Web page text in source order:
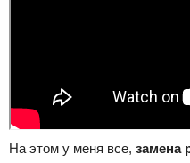
На этом у меня все, замена